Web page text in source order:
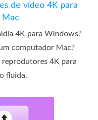
de vídeo 4K para
Mac
4K para Windows?
computador Mac?
4K para
fluida.